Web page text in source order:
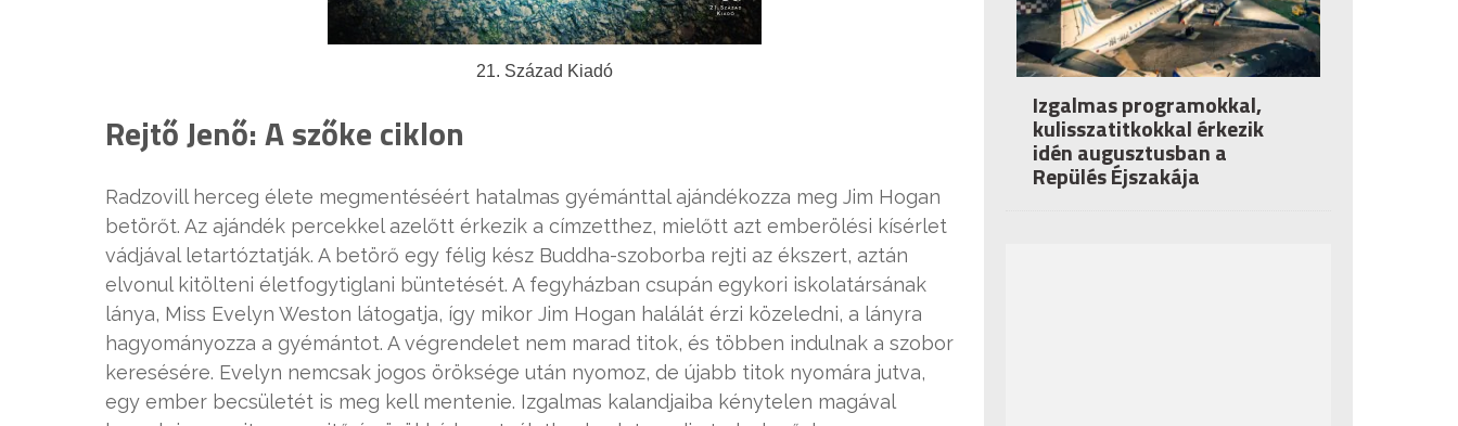
21. Század Kiadó
Rejtő Jenő: A szőke ciklon
Radzovill herceg élete megmentéséért hatalmas gyémánttal ajándékozza meg Jim Hogan
betörőt. Az ajándék percekkel azelőtt érkezik a címzetthez, mielőtt azt emberölési kísérlet
vádjával letartóztatják. A betörő egy félig kész Buddha-szoborba rejti az ékszert, aztán
elvonul kitölteni életfogytiglani büntetését. A fegyházban csupán egykori iskolatársának
lánya, Miss Evelyn Weston látogatja, így mikor Jim Hogan halálát érzi közeledni, a lányra
hagyományozza a gyémántot. A végrendelet nem marad titok, és többen indulnak a szobor
keresésére. Evelyn nemcsak jogos öröksége után nyomoz, de újabb titok nyomára jutva,
egy ember becsületét is meg kell mentenie. Izgalmas kalandjaiba kénytelen magával
Izgalmas programokkal,
kulisszatitkokkal érkezik
idén augusztusban a
Repülés Éjszakája